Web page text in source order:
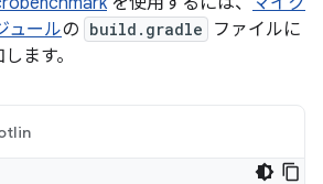
ュールの build.gradle
ファイルに
ます。